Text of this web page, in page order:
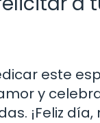
este
y
¡Feliz día,